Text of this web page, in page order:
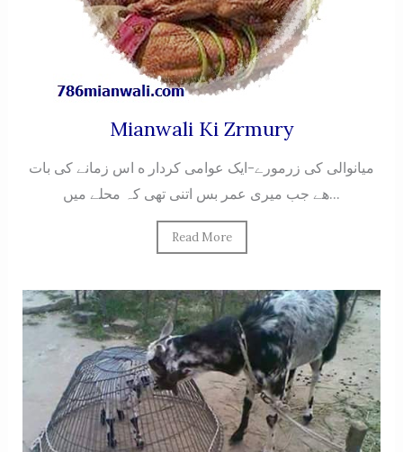
Mianwali Ki Zrmury
میانوالی کی زرمورے-ایک عوامی کردار ه اس زمانے کی بات
هے جب میری عمر بس اتنی تھی کہ محلے میں...
Read More